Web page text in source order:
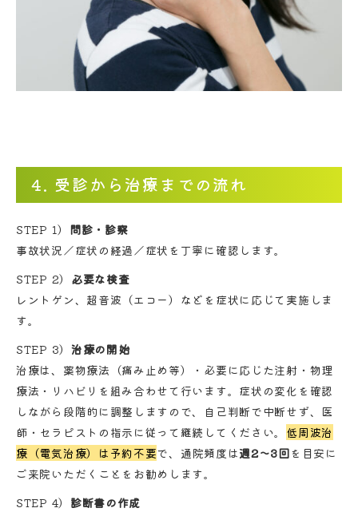
4. 受診から治療までの流れ
STEP 1） 問診・診察
事故状況／症状の経過／症状を丁寧に確認します。
STEP 2） 必要な検査
レントゲン、超音波（エコー）などを症状に応じて実施しま
す。
STEP 3） 治療の開始
治療は、薬物療法（痛み止め等）・必要に応じた注射・物理
療法・リハビリを組み合わせて行います。症状の変化を確認
しながら段階的に調整しますので、自己判断で中断せず、医
師・セラピストの指示に従って継続してください。 低周波治
療（電気治療）は予約不要で、通院頻度は週2～3回を目安に
ご来院いただくことをお勧めします。
STEP 4） 診断書の作成